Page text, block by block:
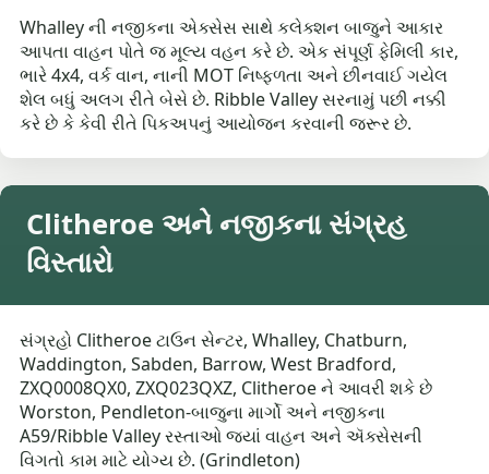
Whalley ની નજીકના એક્સેસ સાથે કલેક્શન બાજુને આકાર
આપતા વાહન પોતે જ મૂલ્ય વહન કરે છે. એક સંપૂર્ણ ફેમિલી કાર,
ભારે 4x4, વર્ક વાન, નાની MOT નિષ્ફળતા અને છીનવાઈ ગયેલ
શેલ બધું અલગ રીતે બેસે છે. Ribble Valley સરનામું પછી નક્કી
કરે છે કે કેવી રીતે પિકઅપનું આયોજન કરવાની જરૂર છે.
Clitheroe અને નજીકના સંગ્રહ
વિસ્તારો
સંગ્રહો Clitheroe ટાઉન સેન્ટર, Whalley, Chatburn,
Waddington, Sabden, Barrow, West Bradford,
ZXQ0008QX0, ZXQ023QXZ, Clitheroe ને આવરી શકે છે
Worston, Pendleton-બાજુના માર્ગો અને નજીકના
A59/Ribble Valley રસ્તાઓ જ્યાં વાહન અને ઍક્સેસની
વિગતો કામ માટે યોગ્ય છે. (Grindleton)